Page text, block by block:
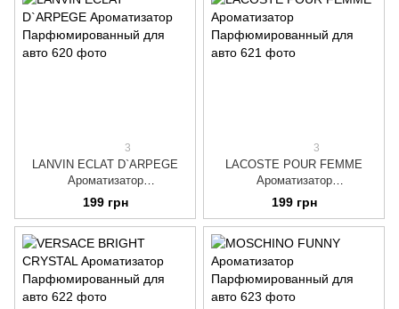
3
LANVIN ECLAT D`ARPEGE
Ароматизатор
Парфюмированный для авто
199 грн
3
LACOSTE POUR FEMME
Ароматизатор
Парфюмированный для авто
199 грн